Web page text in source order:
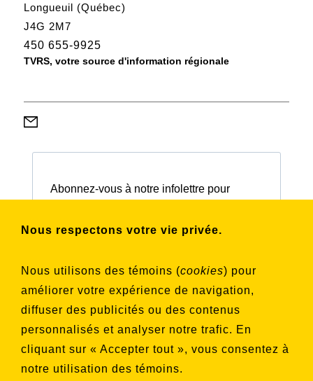
Nous respectons votre vie privée.
Nous utilisons des témoins (cookies) pour
améliorer votre expérience de navigation,
diffuser des publicités ou des contenus
personnalisés et analyser notre trafic. En
cliquant sur « Accepter tout », vous consentez à
notre utilisation des témoins.
Longueuil (Québec)
J4G 2M7
450 655-9925
TVRS, votre source d'information régionale
Abonnez-vous à notre infolettre pour
souhaitez vous inscrire
Aucune liste sélectionnée
S'INSCRIRE